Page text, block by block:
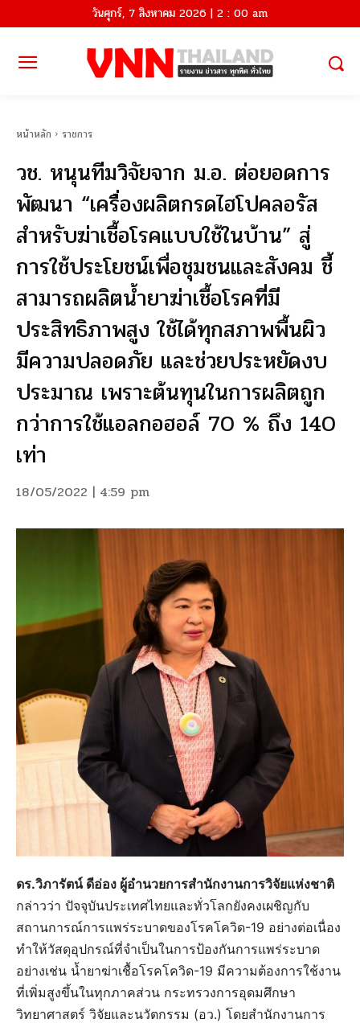
วันศุกร์, 7 สิงหาคม 2026 | 2 : 00 am
หน้าหลัก ราชการ
วช. หนุนทีมวิจัยจาก ม.อ. ต่อยอดการ
พัฒนา “เครื่องผลิตกรดไฮโปคลอรัส
สำหรับฆ่าเชื้อโรคแบบใช้ในบ้าน” สู่
การใช้ประโยชน์เพื่อชุมชนและสังคม ชี้
สามารถผลิตน้ำยาฆ่าเชื้อโรคที่มี
ประสิทธิภาพสูง ใช้ได้ทุกสภาพพื้นผิว
มีความปลอดภัย และช่วยประหยัดงบ
ประมาณ เพราะต้นทุนในการผลิตถูก
กว่าการใช้แอลกอฮอล์ 70 % ถึง 140
เท่า
18/05/2022 | 4:59 pm
ดร.วิภารัตน์ ดีอ่อง ผู้อำนวยการสำนักงานการวิจัยแห่งชาติ
กล่าวว่า ปัจจุบันประเทศไทยและทั่วโลกยังคงเผชิญกับ
สถานการณ์การแพร่ระบาดของโรคโควิด-19 อย่างต่อเนื่อง
ทำให้วัสดุอุปกรณ์ที่จำเป็นในการป้องกันการแพร่ระบาด
อย่างเช่น น้ำยาฆ่าเชื้อโรคโควิด-19 มีความต้องการใช้งาน
ที่เพิ่มสูงขึ้นในทุกภาคส่วน กระทรวงการอุดมศึกษา
วิทยาศาสตร์ วิจัยและนวัตกรรม (อว.) โดยสำนักงานการ